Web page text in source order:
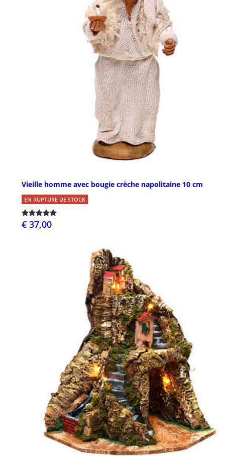
Vieille homme avec bougie crèche napolitaine 10 cm
EN RUPTURE DE STOCK
€ 37,00